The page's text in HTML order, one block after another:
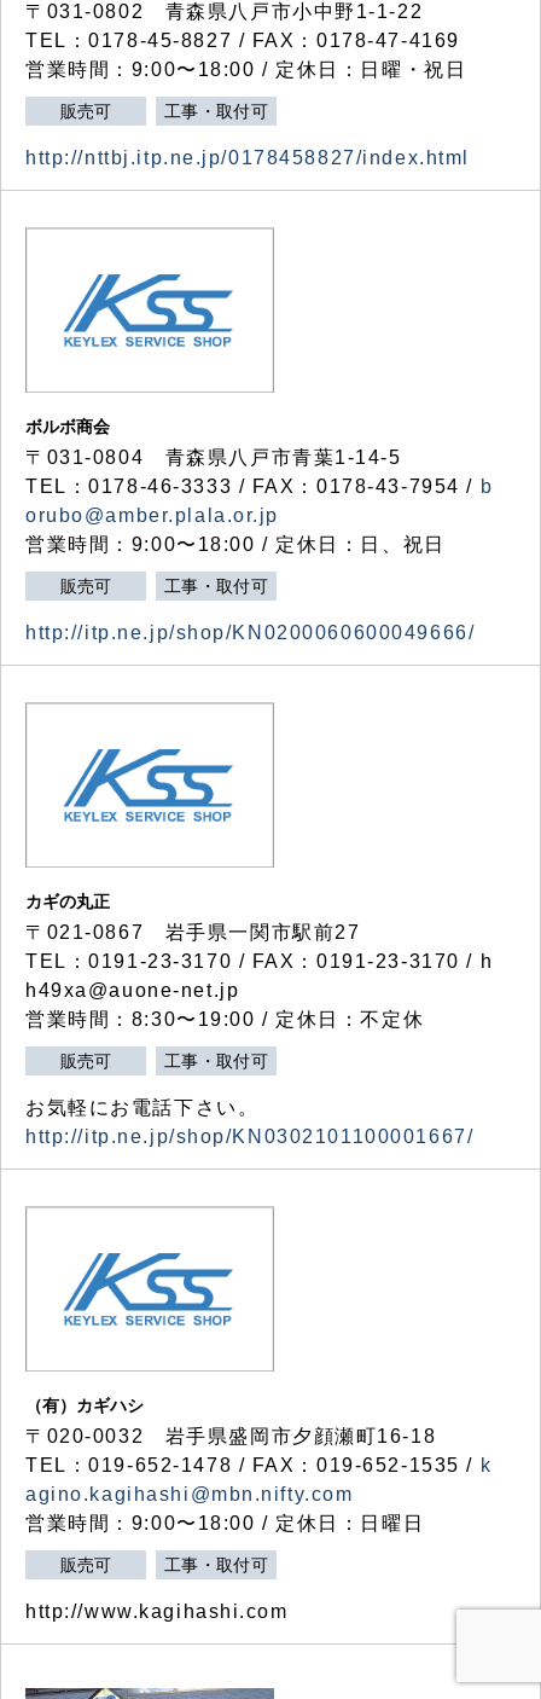
〒031-0802 青森県八戸市小中野1-1-22
TEL：0178-45-8827 / FAX：0178-47-4169
営業時間：9:00〜18:00 / 定休日：日曜・祝日
販売可 工事・取付可
http://nttbj.itp.ne.jp/0178458827/index.html
ボルボ商会
〒031-0804 青森県八戸市青葉1-14-5
TEL：0178-46-3333 / FAX：0178-43-7954 / b
orubo@amber.plala.or.jp
営業時間：9:00〜18:00 / 定休日：日、祝日
販売可 工事・取付可
http://itp.ne.jp/shop/KN0200060600049666/
カギの丸正
〒021-0867 岩手県一関市駅前27
TEL：0191-23-3170 / FAX：0191-23-3170 / h
h49xa@auone-net.jp
営業時間：8:30〜19:00 / 定休日：不定休
販売可 工事・取付可
お気軽にお電話下さい。
http://itp.ne.jp/shop/KN0302101100001667/
（有）カギハシ
〒020-0032 岩手県盛岡市夕顔瀬町16-18
TEL：019-652-1478 / FAX：019-652-1535 / k
agino.kagihashi@mbn.nifty.com
営業時間：9:00〜18:00 / 定休日：日曜日
販売可 工事・取付可
http://www.kagihashi.com